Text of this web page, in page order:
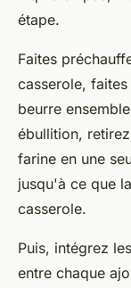
étape.
Faites
casserole,
beurre
ébullition,
farine en une
jusqu'à ce que
casserole.
Puis, intégrez
entre chaque